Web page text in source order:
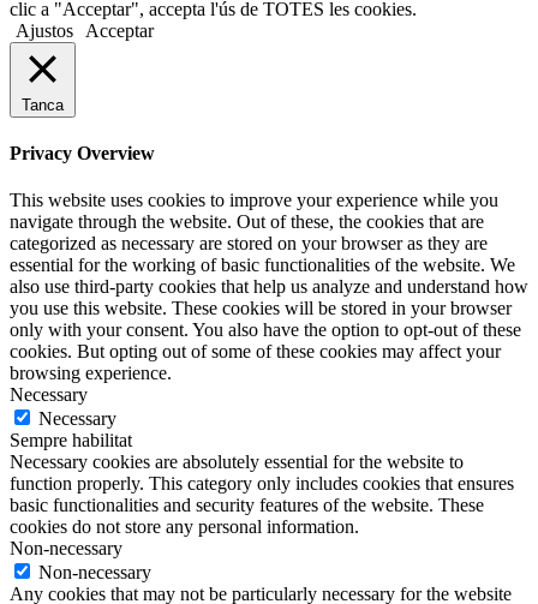
clic a "Acceptar", accepta l'ús de TOTES les cookies.
Ajustos
Acceptar
Tanca
Privacy Overview
This website uses cookies to improve your experience while you
navigate through the website. Out of these, the cookies that are
categorized as necessary are stored on your browser as they are
essential for the working of basic functionalities of the website. We
also use third-party cookies that help us analyze and understand how
you use this website. These cookies will be stored in your browser
only with your consent. You also have the option to opt-out of these
cookies. But opting out of some of these cookies may affect your
browsing experience.
Necessary
Necessary
Sempre habilitat
Necessary cookies are absolutely essential for the website to
function properly. This category only includes cookies that ensures
basic functionalities and security features of the website. These
cookies do not store any personal information.
Non-necessary
Non-necessary
Any cookies that may not be particularly necessary for the website